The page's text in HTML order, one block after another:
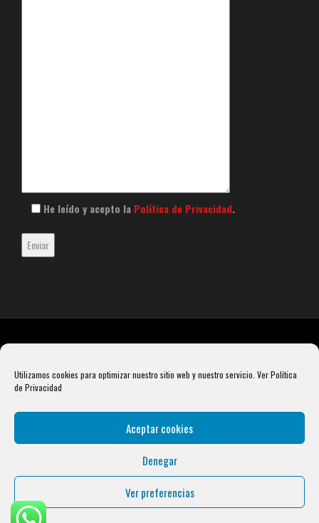
Utilizamos cookies para optimizar nuestro sitio web y nuestro servicio. Ver Política
de Privacidad
Aceptar cookies
Denegar
Ver preferencias
He leído y acepto la Política de Privacidad.
Rebel Barbell S.L. B66099904 Pasaje Rustullet 18, 08041 (Barcelona)
info@condalcrossfit.com © Copyright 2025 Condal Crossfit -Blog-Política de
Política de Cookies -Aviso Legal| Designed by